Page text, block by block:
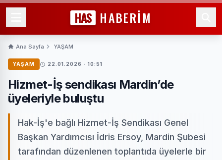
HAS HABERİM
Ana Sayfa YAŞAM
YAŞAM 22.01.2026 - 10:51
Hizmet-İş sendikası Mardin’de
üyeleriyle buluştu
Hak-İş'e bağlı Hizmet-İş Sendikası Genel
Başkan Yardımcısı İdris Ersoy, Mardin Şubesi
tarafından düzenlenen toplantıda üyelerle bir